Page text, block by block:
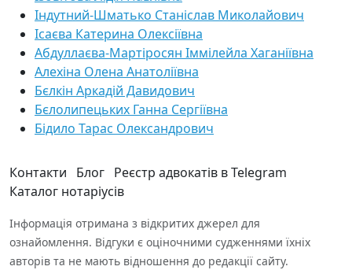
Індутний-Шматько Станіслав Миколайович
Ісаєва Катерина Олексіївна
Абдуллаєва-Мартіросян Іммілейла Хаганіївна
Алехіна Олена Анатоліївна
Бєлкін Аркадій Давидович
Бєлолипецьких Ганна Сергіївна
Бідило Тарас Олександрович
Контакти Блог Реєстр адвокатів в Telegram
Каталог нотаріусів
Інформація отримана з відкритих джерел для
ознайомлення. Відгуки є оціночними судженнями їхніх
авторів та не мають відношення до редакції сайту.